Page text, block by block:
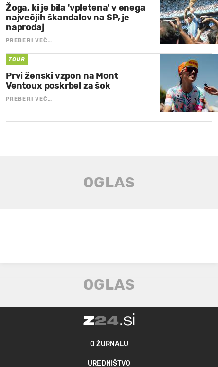
Žoga, ki je bila 'vpletena' v enega
največjih škandalov na SP, je
naprodaj
PREBERI VEČ…
TOUR
Prvi ženski vzpon na Mont
Ventoux poskrbel za šok
PREBERI VEČ…
O ŽURNALU
UREDNIŠTVO